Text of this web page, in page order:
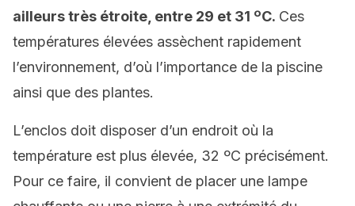
ailleurstrès étroite, entre 29 et 31 ºC. Ces
températures élevées assèchent rapidement
l’environnement, d’où l’importance de la piscine
ainsi que des plantes.
L’enclos doit disposer d’un endroit où la
température est plus élevée, 32 ºC précisément.
Pour ce faire, il convient de placer une lampe